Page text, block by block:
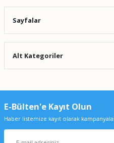
Sayfalar
Alt Kategoriler
E-Bülten'e Kayıt Olun
Haber listemize kayıt olarak